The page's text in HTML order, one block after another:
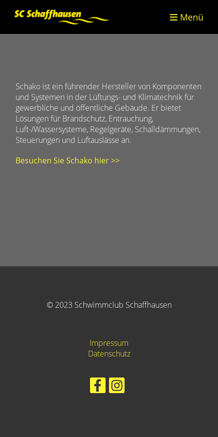
Menü
Schako ist ein führender Hersteller von Komponenten
und Systemen in der Lüftungs- und Klimatechnik für
gewerbliche und öffentliche Gebäude. Er bietet
Lösungen für Brandschutz, Entrauchung,
Luft-/Wassersysteme, Regelgeräte, Schalldämmungen,
Steuerungen und Luftauslässe an.
Besuchen Sie Schako hier >>
© 2023 Schwimmclub Schaffhausen
Impressum
Datenschutz